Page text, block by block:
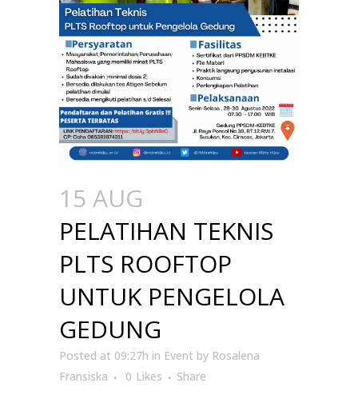
15 AUG
PELATIHAN TEKNIS
PLTS ROOFTOP
UNTUK PENGELOLA
GEDUNG
Posted at 09:27h in Event by Rosalena
Fransiska
0 Likes Share